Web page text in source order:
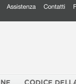
Assistenza Contatti